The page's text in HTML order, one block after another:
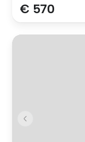
€ 570